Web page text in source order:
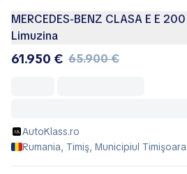
MERCEDES-BENZ CLASA E E 200
Limuzina
61.950 € 65.900 €
AutoKlass.ro
Rumania, Timiş, Municipiul Timişoara